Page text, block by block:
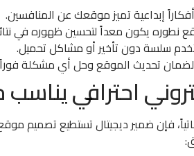
إبداعية تميز موقعك عن المنافسين.
نطوره يكون معداً لتحسين ظهوره في
سلسة دون تأخير أو مشاكل تحميل.
تحديث الموقع وحل أي مشكلة
احترافي يناسب
فإن ضمير ديجيتال تستطيع تصميم